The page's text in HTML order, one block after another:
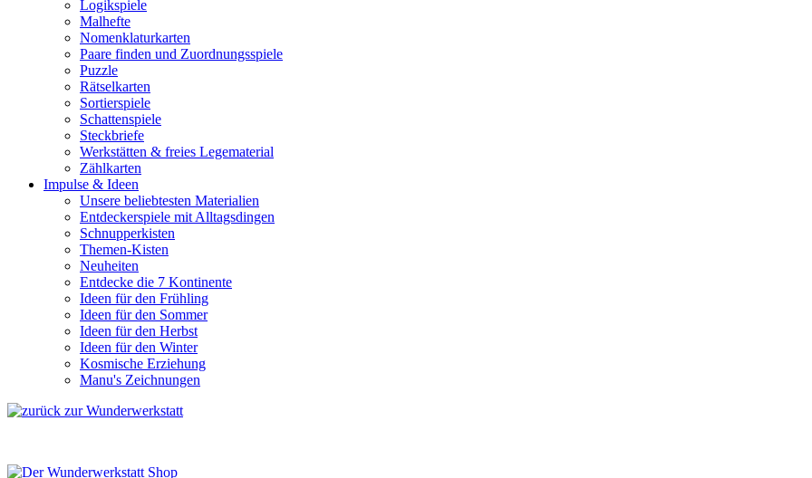
Logikspiele
Malhefte
Nomenklaturkarten
Paare finden und Zuordnungsspiele
Puzzle
Rätselkarten
Sortierspiele
Schattenspiele
Steckbriefe
Werkstätten & freies Legematerial
Zählkarten
Impulse & Ideen
Unsere beliebtesten Materialien
Entdeckerspiele mit Alltagsdingen
Schnupperkisten
Themen-Kisten
Neuheiten
Entdecke die 7 Kontinente
Ideen für den Frühling
Ideen für den Sommer
Ideen für den Herbst
Ideen für den Winter
Kosmische Erziehung
Manu's Zeichnungen